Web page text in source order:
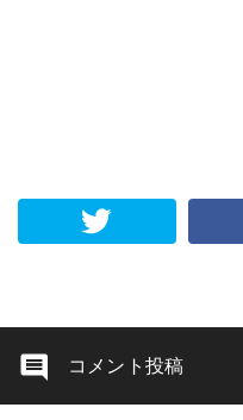
コメント投稿